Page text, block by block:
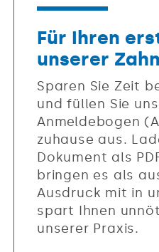
Für Ihren
unserer
Sparen Sie Zeit
und füllen Sie
Anmeldebogen
zuhause aus.
Dokument als
bringen es als
Ausdruck mit in
spart Ihnen
unserer Praxis.